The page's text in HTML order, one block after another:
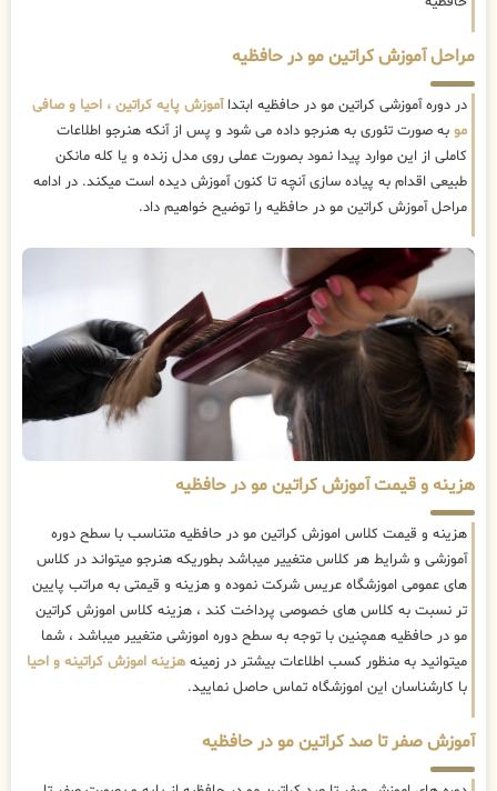
مراحل آموزش کراتین مو در حافظیه
در دوره آموزشی کراتین مو در حافظیه ابتداآموزش پایه کراتین ، احیا و صافی
مو به صورت تئوری به هنرجو داده می شود و پس از آنکه هنرجو اطلاعات
کاملی از این موارد پیدا نمود بصورت عملی روی مدل زنده و یا کله مانکن
طبیعی اقدام به پیاده سازی آنچه تا کنون آموزش دیده است میکند. در ادامه
مراحل آموزش کراتین مو در حافظیه را توضیح خواهیم داد.
هزینه و قیمت آموزش کراتین مو در حافظیه
هزینه و قیمت کلاس اموزش کراتین مو در حافظیه متناسب با سطح دوره
آموزشی و شرایط هر کلاس متغییر میباشد بطوریکه هنرجو میتواند در کلاس
های عمومی اموزشگاه عریس شرکت نموده و هزینه و قیمتی به مراتب پایین
تر نسبت به کلاس های خصوصی پرداخت کند ، هزینه کلاس اموزش کراتین
مو در حافظیه همچنین با توجه به سطح دوره اموزشی متغییر میباشد ، شما
میتوانید به منظور کسب اطلاعات بیشتر در زمینه هزینه اموزش کراتینه و احیا
با کارشناسان این اموزشگاه تماس حاصل نمایید.
آموزش صفر تا صد کراتین مو در حافظیه